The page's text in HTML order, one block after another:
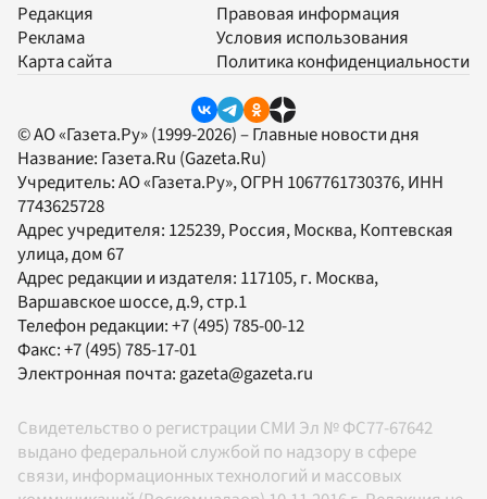
Редакция
Реклама
Карта сайта
Правовая информация
Условия использования
Политика конфиденциальности
© АО «Газета.Ру» (1999-2026) – Главные новости дня
Название: Газета.Ru (Gazeta.Ru)
Учредитель:АО «Газета.Ру», ОГРН 1067761730376, ИНН
7743625728
Адрес учредителя: 125239, Россия, Москва, Коптевская
улица, дом 67
Адрес редакции и издателя: 117105, г. Москва,
Варшавское шоссе, д.9, стр.1
Телефон редакции:+7 (495) 785-00-12
Факс:+7 (495) 785-17-01
Электронная почта: gazeta@gazeta.ru
Свидетельство о регистрации СМИ Эл № ФС77-67642
выдано федеральной службой по надзору в сфере
связи, информационных технологий и массовых